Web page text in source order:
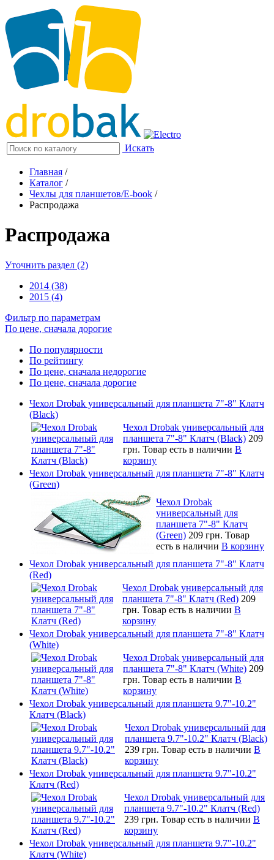
Искать
Главная /
Каталог /
Чехлы для планшетов/E-book /
Распродажа
Распродажа
Уточнить раздел (2)
2014 (38)
2015 (4)
Фильтр по параметрам
По цене, сначала дорогие
По популярности
По рейтингу
По цене, сначала недорогие
По цене, сначала дорогие
Чехол Drobak универсальный для планшета 7"-8" Клатч
(Black)
Чехол Drobak универсальный для
планшета 7"-8" Клатч (Black) 209
грн. Товар есть в наличии В
корзину
Чехол Drobak универсальный для планшета 7"-8" Клатч
(Green)
Чехол Drobak
универсальный для
планшета 7"-8" Клатч
(Green) 209 грн. Товар
есть в наличии В корзину
Чехол Drobak универсальный для планшета 7"-8" Клатч
(Red)
Чехол Drobak универсальный для
планшета 7"-8" Клатч (Red) 209
грн. Товар есть в наличии В
корзину
Чехол Drobak универсальный для планшета 7"-8" Клатч
(White)
Чехол Drobak универсальный для
планшета 7"-8" Клатч (White) 209
грн. Товар есть в наличии В
корзину
Чехол Drobak универсальный для планшета 9.7"-10.2"
Клатч (Black)
Чехол Drobak универсальный для
планшета 9.7"-10.2" Клатч (Black)
239 грн. Товар есть в наличии В
корзину
Чехол Drobak универсальный для планшета 9.7"-10.2"
Клатч (Red)
Чехол Drobak универсальный для
планшета 9.7"-10.2" Клатч (Red)
239 грн. Товар есть в наличии В
корзину
Чехол Drobak универсальный для планшета 9.7"-10.2"
Клатч (White)